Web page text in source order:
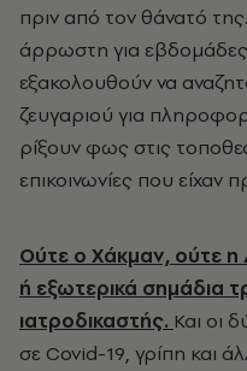
πριν από τον θάνατό
άρρωστη για εβδομάδες
εξακολουθούν να
ζευγαριού για
ρίξουν φως στις
επικοινωνίες που είχαν
Ούτε ο Χάκμαν, ούτε η
ή εξωτερικά σημάδια
ιατροδικαστής. Και οι
σε Covid-19, γρίπη και